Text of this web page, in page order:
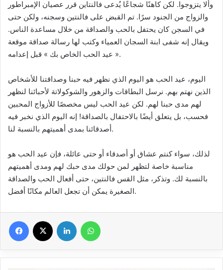
وألا يتزوجوا. لكن كاهنًا شجاعًا يُدعى فالنتاين قرر عصيان الإمبراطور
والزواج من الجنود سرًا. تم القبض على فالنتين وسجنه، ولكن حتى
في السجن كان يحتفل بالحب والصداقة من خلال مساعدة الناس.
ويقال إنه شفى ابنة السجان العمياء وكتب لها رسالة صداقة موقعة
« عيد الحب الخاص بك » قبل إعدامه.
اليوم، عيد الحب هو اليوم الذي نظهر فيه حبنا وصداقتنا للأشخاص
الذين نهتم بهم. نرسل البطاقات والزهور والشوكولاتة لأحبائنا لنظهر
لهم مدى حبنا لهم. لكن عيد الحب ليس مخصصًا للأزواج المحبين
فحسب، بل يتعلق أيضًا بالاحتفال بالصداقة! إنه اليوم الذي نخبر فيه
أصدقائنا بمدى أهميتهم بالنسبة لنا.
لذلك، سواء كنتم عشاق أو أصدقاء أو حتى عائلة، فإن عيد الحب هو
مناسبة خاصة لتظهر لمن حولك مدى حبك لهم ومدى أهميتهم
بالنسبة لك. وتذكر، مثل القس فالنتين، حتى أفعال الحب والصداقة
الصغيرة يمكن أن تجعل العالم مكانًا أفضل.
Facebook Linkedin